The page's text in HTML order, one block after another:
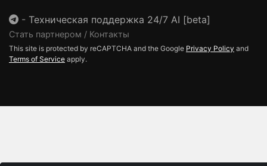
- Техническая поддержка 24/7 AI [beta]
Стать партнером / Контакты
This site is protected by reCAPTCHA and the Google Privacy Policy and
Terms of Service apply.